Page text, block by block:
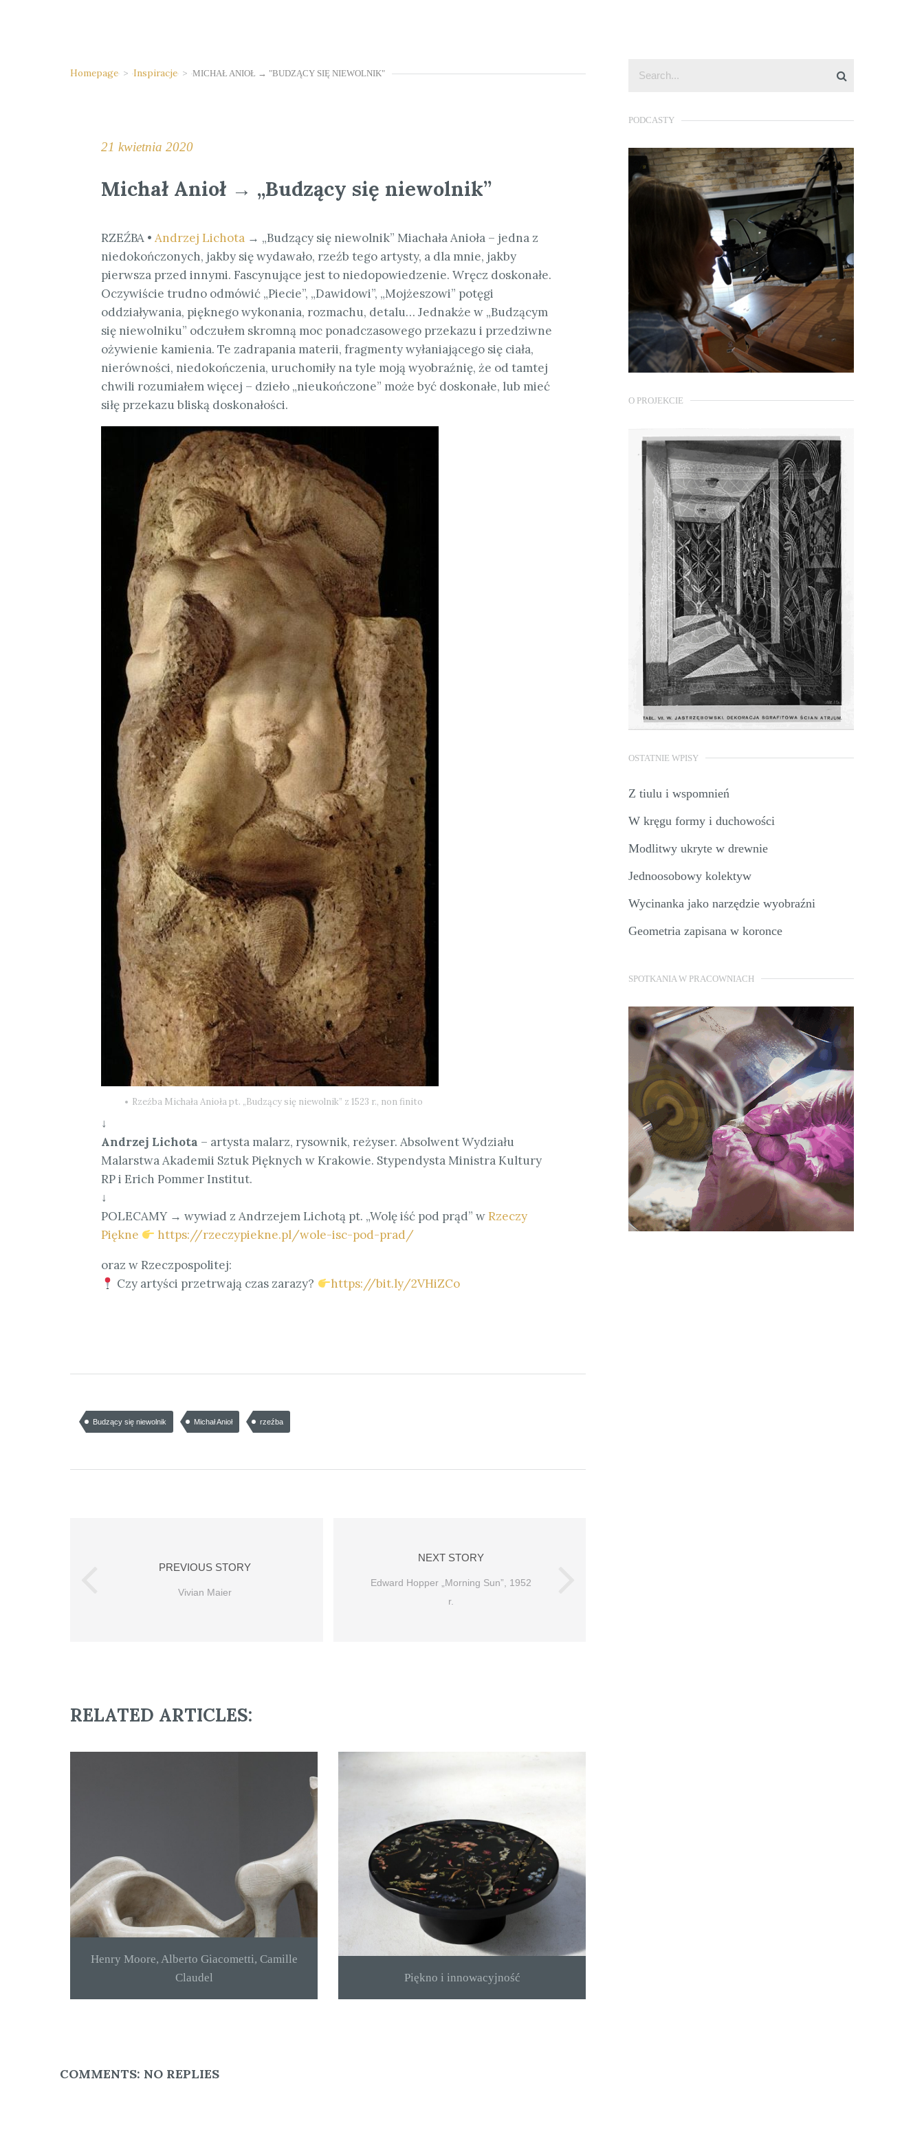
Homepage > Inspiracje > MICHAŁ ANIOŁ → "BUDZĄCY SIĘ NIEWOLNIK"
21 kwietnia 2020
Michał Anioł → „Budzący się niewolnik”
RZEŹBA • Andrzej Lichota → „Budzący się niewolnik” Miachała Anioła – jedna z
niedokończonych, jakby się wydawało, rzeźb tego artysty, a dla mnie, jakby
pierwsza przed innymi. Fascynujące jest to niedopowiedzenie. Wręcz doskonałe.
Oczywiście trudno odmówić „Piecie”, „Dawidowi”, „Mojżeszowi” potęgi
oddziaływania, pięknego wykonania, rozmachu, detalu… Jednakże w „Budzącym
się niewolniku” odczułem skromną moc ponadczasowego przekazu i przedziwne
ożywienie kamienia. Te zadrapania materii, fragmenty wyłaniającego się ciała,
nierówności, niedokończenia, uruchomiły na tyle moją wyobraźnię, że od tamtej
chwili rozumiałem więcej – dzieło „nieukończone” może być doskonałe, lub mieć
siłę przekazu bliską doskonałości.
Rzeźba Michała Anioła pt. „Budzący się niewolnik” z 1523 r., non finito
↓
Andrzej Lichota – artysta malarz, rysownik, reżyser. Absolwent Wydziału
Malarstwa Akademii Sztuk Pięknych w Krakowie. Stypendysta Ministra Kultury
RP i Erich Pommer Institut.
↓
POLECAMY → wywiad z Andrzejem Lichotą pt. „Wolę iść pod prąd” w Rzeczy
Piękne
https://rzeczypiekne.pl/wole-isc-pod-prad/
oraz w Rzeczpospolitej:
Czy artyści przetrwają czas zarazy?
https://bit.ly/2VHiZCo
Budzący się niewolnik Michał Anioł rzeźba
PREVIOUS STORY
Vivian Maier
NEXT STORY
Edward Hopper „Morning Sun”, 1952
r.
RELATED ARTICLES:
Henry Moore, Alberto Giacometti, Camille
Claudel
Piękno i innowacyjność
COMMENTS: NO REPLIES
PODCASTY
O PROJEKCIE
OSTATNIE WPISY
Z tiulu i wspomnień
W kręgu formy i duchowości
Modlitwy ukryte w drewnie
Jednoosobowy kolektyw
Wycinanka jako narzędzie wyobraźni
Geometria zapisana w koronce
SPOTKANIA W PRACOWNIACH